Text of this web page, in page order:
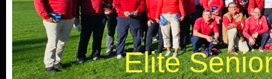
Elite